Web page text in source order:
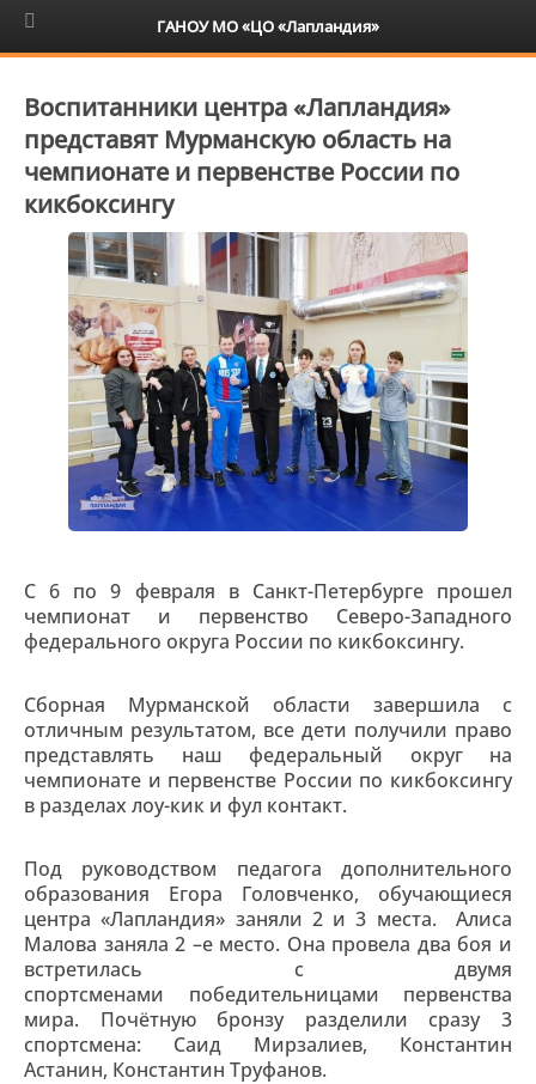
6+
Воспитанники центра «Лапландия»
представят Мурманскую область на
чемпионате и первенстве России по
кикбоксингу
С 6 по 9 февраля в Санкт-Петербурге прошел
чемпионат и первенство Северо-Западного
федерального округа России по кикбоксингу.
Сборная Мурманской области завершила с
отличным результатом, все дети получили право
представлять наш федеральный округ на
чемпионате и первенстве России по кикбоксингу
в разделах лоу-кик и фул контакт.
Под руководством педагога дополнительного
образования Егора Головченко, обучающиеся
центра «Лапландия» заняли 2 и 3 места. Алиса
Малова заняла 2 –е место. Она провела два боя и
встретилась с двумя
спортсменами победительницами первенства
мира. Почётную бронзу разделили сразу 3
спортсмена: Саид Мирзалиев, Константин
Астанин, Константин Труфанов.
ГАНОУ МО «ЦО «Лапландия»